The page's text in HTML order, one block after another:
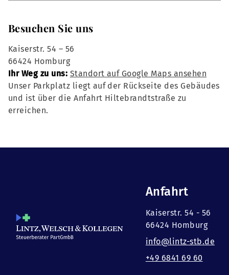
Besuchen Sie uns
Kaiserstr. 54 – 56
66424 Homburg
Ihr Weg zu uns: Standort auf Google Maps ansehen
Unser Parkplatz liegt auf der Rückseite des Gebäudes
und ist über die Anfahrt Hiltebrandtstraße zu
erreichen.
Anfahrt
Kaiserstr. 54 - 56
66424 Homburg
info@lintz-stb.de
+49 6841 69 60